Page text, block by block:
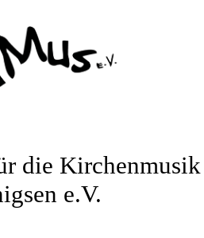
die Kirchenmusik
e.V.